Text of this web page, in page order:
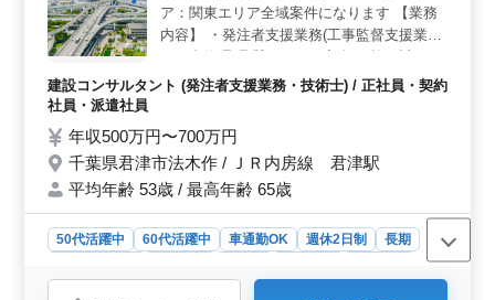
ア：関東エリア全域案件になります 【業務
内容】 ・発注者支援業務(工事監督支援業務)
・工事管理(品質・工程・安全)、施工計画、
積算、設計変更 ・現場での打ち合わせ、
・50代、60代経験者 ・1級土木施工管理技士
有資格者 社宅完備です！ 50代以上で土木施
工管理業務経験者の方、お気軽にお問い合わ
せ下さい♪
建設コンサルタント (発注者支援業務・技術士) / 正社員・契約
社員・派遣社員
年収500万円〜700万円
千葉県君津市法木作 / ＪＲ内房線 君津駅
平均年齢 53歳 / 最高年齢 65歳
50代活躍中 60代活躍中 車通勤OK 週休2日制
長期